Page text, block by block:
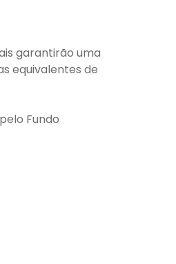
garantirão uma
equivalentes de
Fundo